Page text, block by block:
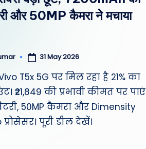
st
e
a
th
er
और 50MP कैमरा ने मचाया
31 May 2026
T5x 5G पर मिल रहा है 21% का
₹21,849 की प्रभावी कीमत पर पाएं
50MP कैमरा और Dimensity
पूरी डील देखें।